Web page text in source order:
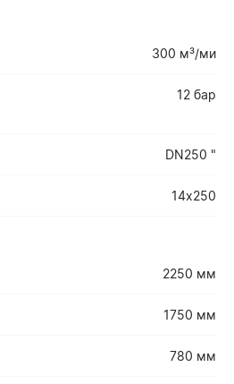
300 м³/ми
12 бар
DN250 "
14х250
2250 мм
1750 мм
780 мм